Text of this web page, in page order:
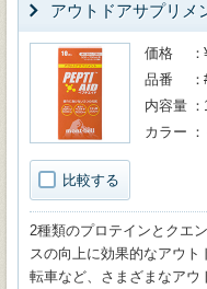
アウトドアサプリメ
比較する
価格
品番
内容量
カラー
2種類のプロテインとクエ
スの向上に効果的なアウト
転車など、さまざまなアウ